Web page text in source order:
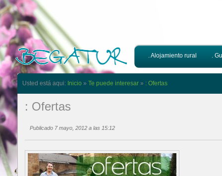
. Alojamiento rural .
Usted está aqui: Inicio » Te puede interesar» : Ofertas
: Ofertas
Publicado 7 mayo, 2012 a las 15:12